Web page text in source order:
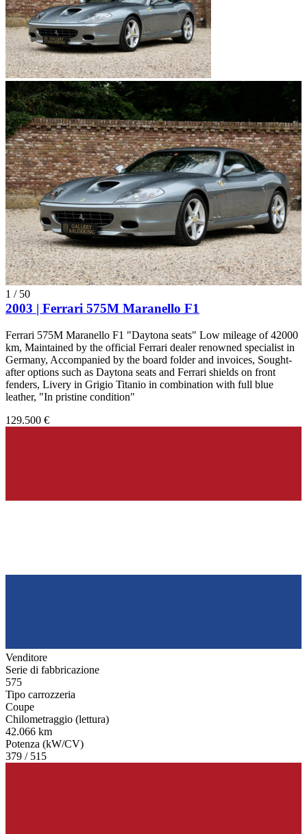
1 / 50
2003 | Ferrari 575M Maranello F1
Ferrari 575M Maranello F1 "Daytona seats" Low mileage of 42000
km, Maintained by the official Ferrari dealer renowned specialist in
Germany, Accompanied by the board folder and invoices, Sought-
after options such as Daytona seats and Ferrari shields on front
fenders, Livery in Grigio Titanio in combination with full blue
leather, "In pristine condition"
129.500 €
Venditore
Serie di fabbricazione
575
Tipo carrozzeria
Coupe
Chilometraggio (lettura)
42.066 km
Potenza (kW/CV)
379 / 515